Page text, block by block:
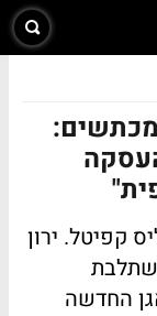
קפיטל. ירון
החדשה